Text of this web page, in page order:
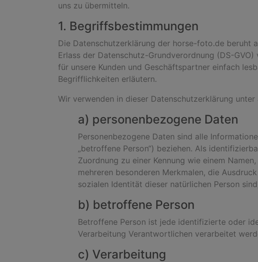
uns zu übermitteln.
1. Begriffsbestimmungen
Die Datenschutzerklärung der horse-foto.de beruht
Erlass der Datenschutz-Grundverordnung (DS-
für unsere Kunden und Geschäftspartner einfach
Begrifflichkeiten erläutern.
Wir verwenden in dieser Datenschutzerklärung
a) personenbezogene Daten
Personenbezogene Daten sind alle
„betroffene Person“) beziehen. Als
Zuordnung zu einer Kennung wie einem
mehreren besonderen Merkmalen, die
sozialen Identität dieser natürlichen Person
b) betroffene Person
Betroffene Person ist jede identifizierte oder
Verarbeitung Verantwortlichen verarbeitet
c) Verarbeitung